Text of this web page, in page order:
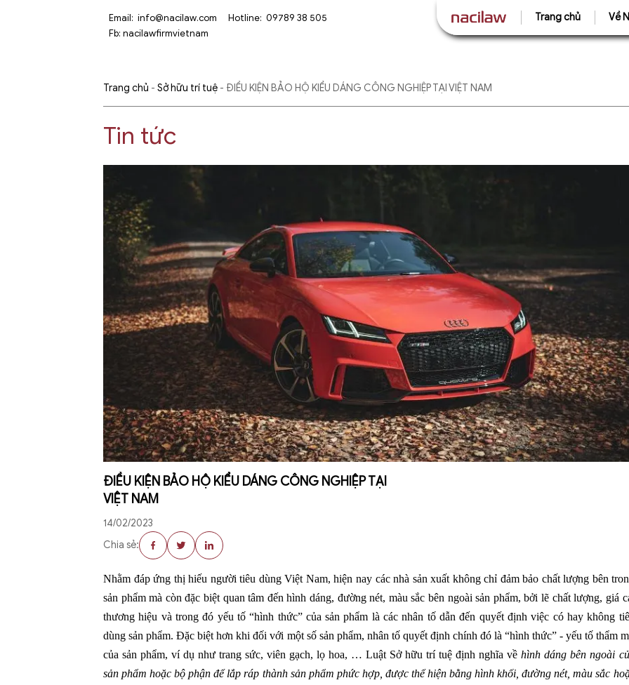
Email: info@nacilaw.com Hotline: 09789 38 505
Fb: nacilawfirmvietnam
Trang chủ Về
Trang chủ - Sở hữu trí tuệ - ĐIỀU KIỆN BẢO HỘ KIỂU DÁNG CÔNG NGHIỆP TẠI VIỆT NAM
Tin tức
ĐIỀU KIỆN BẢO HỘ KIỂU DÁNG CÔNG NGHIỆP TẠI
VIỆT NAM
14/02/2023
Chia sẻ:
Nhằm đáp ứng thị hiếu người tiêu dùng Việt Nam, hiện nay các nhà sản xuất không chỉ đảm bảo chất lượng bên
sản phẩm mà còn đặc biệt quan tâm đến hình dáng, đường nét, màu sắc bên ngoài sản phẩm, bởi lẽ chất lượng, giá
thương hiệu và trong đó yếu tố “hình thức” của sản phẩm là các nhân tố dẫn đến quyết định việc có hay không
dùng sản phẩm. Đặc biệt hơn khi đối với một số sản phẩm, nhân tố quyết định chính đó là “hình thức” - yếu tố thẩm
của sản phẩm, ví dụ như trang sức, viên gạch, lọ hoa, … Luật Sở hữu trí tuệ định nghĩa vềhình dáng bên ngoài
sản phẩm hoặc bộ phận để lắp ráp thành sản phẩm phức hợp, được thể hiện bằng hình khối, đường nét, màu sắc